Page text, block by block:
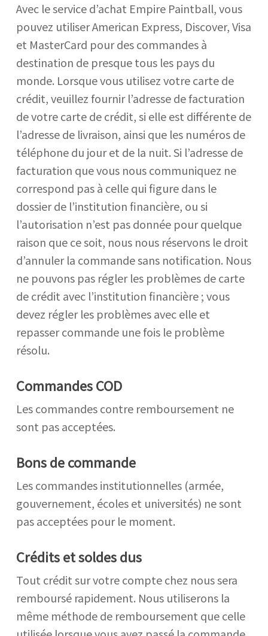
Avec le service d’achat Empire Paintball, vous
pouvez utiliser American Express, Discover, Visa
et MasterCard pour des commandes à
destination de presque tous les pays du
monde. Lorsque vous utilisez votre carte de
crédit, veuillez fournir l’adresse de facturation
de votre carte de crédit, si elle est différente de
l’adresse de livraison, ainsi que les numéros de
téléphone du jour et de la nuit. Si l’adresse de
facturation que vous nous communiquez ne
correspond pas à celle qui figure dans le
dossier de l’institution financière, ou si
l’autorisation n’est pas donnée pour quelque
raison que ce soit, nous nous réservons le droit
d’annuler la commande sans notification. Nous
ne pouvons pas régler les problèmes de carte
de crédit avec l’institution financière ; vous
devez régler les problèmes avec elle et
repasser commande une fois le problème
résolu.
Commandes COD
Les commandes contre remboursement ne
sont pas acceptées.
Bons de commande
Les commandes institutionnelles (armée,
gouvernement, écoles et universités) ne sont
pas acceptées pour le moment.
Crédits et soldes dus
Tout crédit sur votre compte chez nous sera
remboursé rapidement. Nous utiliserons la
même méthode de remboursement que celle